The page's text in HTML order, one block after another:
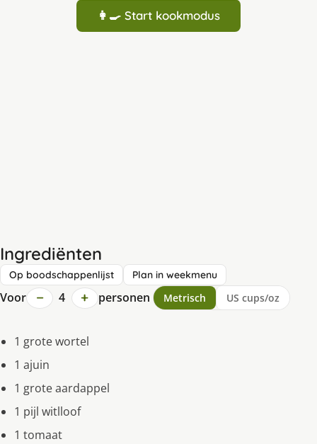
👩‍🍳 Start kookmodus
Ingrediënten
Op boodschappenlijst Plan in weekmenu
Voor − 4 + personen Metrisch US cups/oz
1 grote wortel
1 ajuin
1 grote aardappel
1 pijl witlloof
1 tomaat